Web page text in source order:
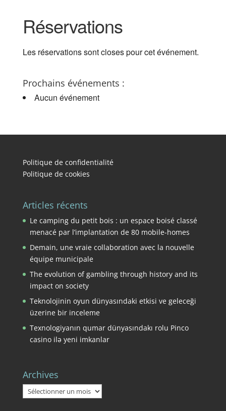
Réservations
Les réservations sont closes pour cet événement.
Prochains événements :
Aucun événement
Politique de confidentialité
Politique de cookies
Articles récents
Le camping du petit bois : un espace boisé classé
menacé par l’implantation de 80 mobile-homes
Demain, une vraie collaboration avec la nouvelle
équipe municipale
The evolution of gambling through history and its
impact on society
Teknolojinin oyun dünyasındaki etkisi ve geleceği
üzerine bir inceleme
Texnologiyanın qumar dünyasındakı rolu Pinco
casino ilə yeni imkanlar
Archives
Archives